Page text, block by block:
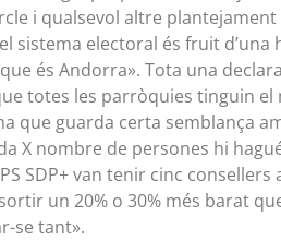
i qualsevol altre plantejament
sistema electoral és fruit
és Andorra». Tota una
totes les parròquies tinguin el
que guarda certa semblança
X nombre de persones hi
SDP+ van tenir cinc
un 20% o 30% més barat
se tant».